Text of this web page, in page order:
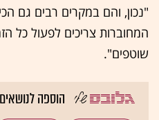
"נכון, והם במקרים רבים גם
המחוברות צריכים לפעול כל
שוטפים".
הוספה